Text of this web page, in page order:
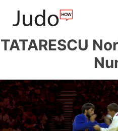
TATARESCU